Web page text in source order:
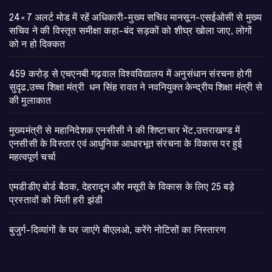
24×7 अलर्ट मोड में रहें अधिकारी-मुख्य सचिव मानसून-एसईओसी से मुख्य
सचिव ने की विस्तृत समीक्षा कहा-बंद सड़कों को शीघ्र खोला जाए, लोगों
को न हो दिक्कत
459 करोड़ से एचएनबी गढ़वाल विश्वविद्यालय में अनुसंधान संरचना होगी
सुदृढ,उच्च शिक्षा मंत्री धन सिंह रावत ने नवनियुक्त केन्द्रीय शिक्षा मंत्री से
की मुलाकात
मुख्यमंत्री से महानिदेशक एनसीसी ने की शिष्टाचार भेंट,उत्तराखण्ड में
एनसीसी के विस्तार एवं आधुनिक आधारभूत संरचना के विकास पर हुई
महत्वपूर्ण चर्चा
एमडीडीए बोर्ड बैठक, देहरादून और मसूरी के विकास के लिए 25 बड़े
प्रस्तावों को मिली हरी झंडी
बुजुर्ग-दिव्यांगों के घर जाएंगे बीएलओ, करेंगे नोटिसों का निस्तारण